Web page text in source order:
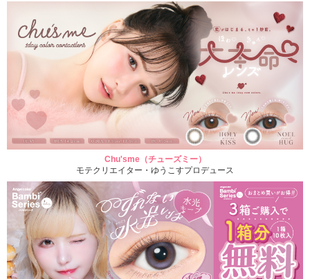
Chu'sme（チューズミー）
モテクリエイター・ゆうこすプロデュース